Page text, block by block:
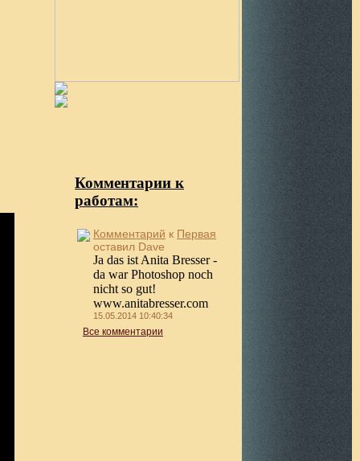
Комментарии к
работам:
Комментарий к Первая
оставил Dave
Ja das ist Anita Bresser -
da war Photoshop noch
nicht so gut!
www.anitabresser.com
15.05.2014 10:40:34
Все комментарии